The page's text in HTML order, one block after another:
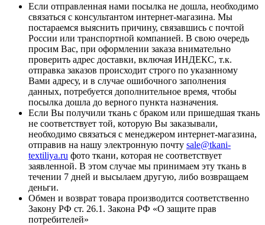
Если отправленная нами посылка не дошла, необходимо
связаться с консультантом интернет-магазина. Мы
постараемся выяснить причину, связавшись с почтой
России или транспортной компанией. В свою очередь
просим Вас, при оформлении заказа внимательно
проверить адрес доставки, включая ИНДЕКС, т.к.
отправка заказов происходит строго по указанному
Вами адресу, и в случае ошибочного заполнения
данных, потребуется дополнительное время, чтобы
посылка дошла до верного пункта назначения.
Если Вы получили ткань с браком или пришедшая ткань
не соответствует той, которую Вы заказывали,
необходимо связаться с менеджером интернет-магазина,
отправив на нашу электронную почту sale@tkani-
textiliya.ru фото ткани, которая не соответствует
заявленной. В этом случае мы принимаем эту ткань в
течении 7 дней и высылаем другую, либо возвращаем
деньги.
Обмен и возврат товара производится соответственно
Закону РФ ст. 26.1. Закона РФ «О защите прав
потребителей»